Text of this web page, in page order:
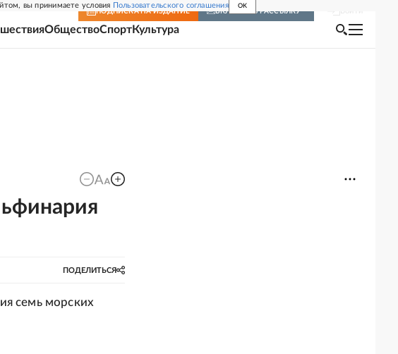
вы принимаете условия Пользовательского соглашения OK
ПОДПИСКА НА ИЗДАНИЕ ВКЛЮЧИТЬ РАССЫЛКУ
ОбществоСпортКультура
ПОДЕЛИТЬСЯ
семь морских